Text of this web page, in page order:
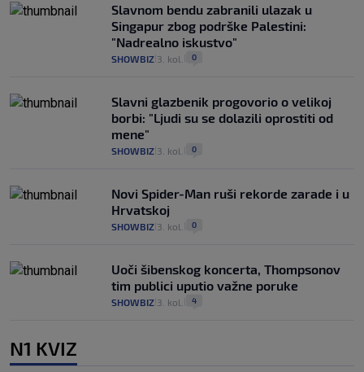
Slavnom bendu zabranili ulazak u
Singapur zbog podrške Palestini:
"Nadrealno iskustvo"
SHOWBIZ 3. kol. 0
Slavni glazbenik progovorio o velikoj
borbi: "Ljudi su se dolazili oprostiti od
mene"
SHOWBIZ 3. kol. 0
Novi Spider-Man ruši rekorde zarade i u
Hrvatskoj
SHOWBIZ 3. kol. 0
Uoči šibenskog koncerta, Thompsonov
tim publici uputio važne poruke
SHOWBIZ 3. kol. 4
N1 KVIZ